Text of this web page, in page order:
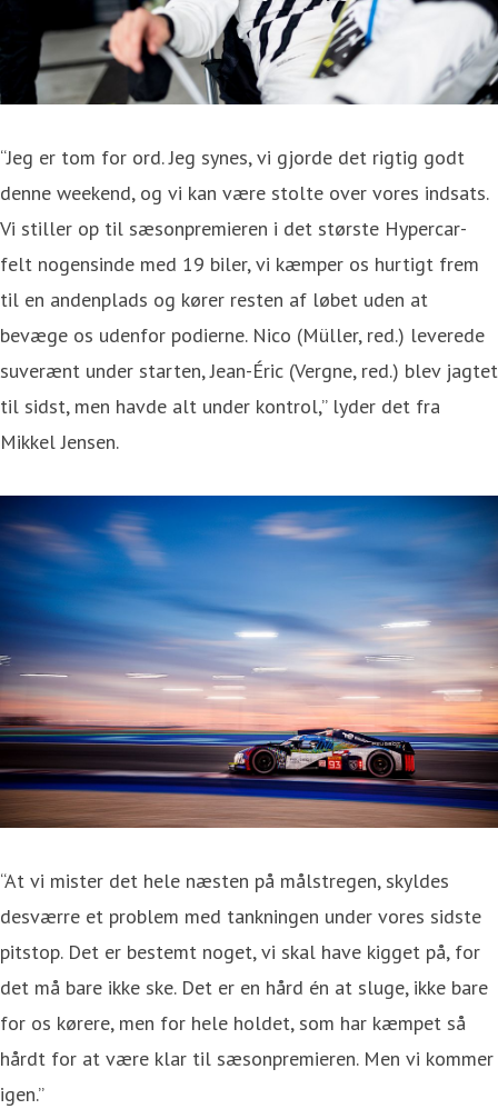
“Jeg er tom for ord. Jeg synes, vi gjorde det rigtig godt
denne weekend, og vi kan være stolte over vores indsats.
Vi stiller op til sæsonpremieren i det største Hypercar-
felt nogensinde med 19 biler, vi kæmper os hurtigt frem
til en andenplads og kører resten af løbet uden at
bevæge os udenfor podierne. Nico (Müller, red.) leverede
suverænt under starten, Jean-Éric (Vergne, red.) blev jagtet
til sidst, men havde alt under kontrol,” lyder det fra
Mikkel Jensen.
“At vi mister det hele næsten på målstregen, skyldes
desværre et problem med tankningen under vores sidste
pitstop. Det er bestemt noget, vi skal have kigget på, for
det må bare ikke ske. Det er en hård én at sluge, ikke bare
for os kørere, men for hele holdet, som har kæmpet så
hårdt for at være klar til sæsonpremieren. Men vi kommer
igen.”